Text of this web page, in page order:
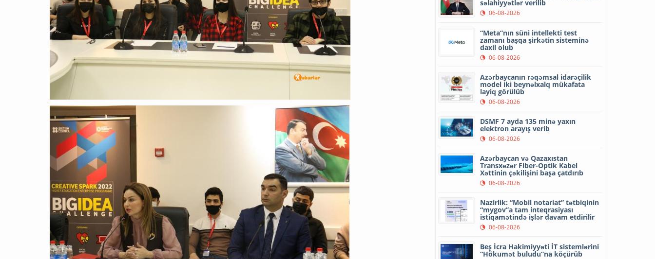
səlahiyyətlər verilib
06-08-2026
“Meta”nın süni intellekti test
zamanı başqa şirkətin sisteminə
daxil olub
06-08-2026
Azərbaycanın rəqəmsal idarəçilik
model iki beynəlxalq mükafata
layiq görülüb
06-08-2026
DSMF 7 ayda 135 minə yaxın
elektron arayış verib
06-08-2026
Azərbaycan və Qazaxıstan
Transxəzər Fiber-Optik Kabel
Xəttinin çəkilişini başa çatdırıb
06-08-2026
Nazirlik: “Mobil notariat” tətbiqinin
“mygov”a tam inteqrasiyası
istiqamətində işlər davam etdirilir
06-08-2026
Beş İcra Hakimiyyəti İT sistemlərini
“Hökumət buludu”na köçürüb